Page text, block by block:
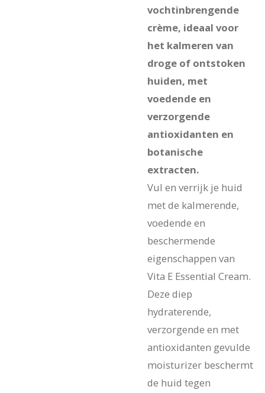
vochtinbrengende
crème, ideaal voor
het kalmeren van
droge of ontstoken
huiden, met
voedende en
verzorgende
antioxidanten en
botanische
extracten.
Vul en verrijk je huid
met de kalmerende,
voedende en
beschermende
eigenschappen van
Vita E Essential Cream.
Deze diep
hydraterende,
verzorgende en met
antioxidanten gevulde
moisturizer beschermt
de huid tegen